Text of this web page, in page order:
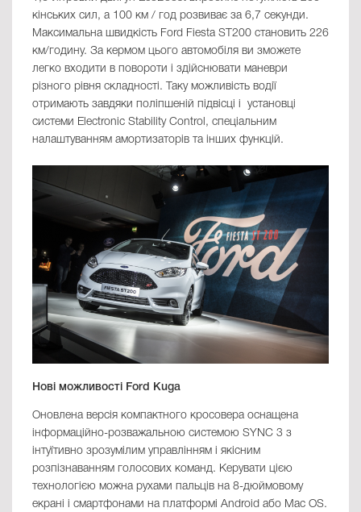
кінських сил, а 100 км / год розвиває за 6,7 секунди.
Максимальна швидкість Ford Fiesta ST200 становить 226
км/годину. За кермом цього автомобіля ви зможете
легко входити в повороти і здійснювати маневри
різного рівня складності. Таку можливість водії
отримають завдяки поліпшеній підвісці і установці
системи Electronic Stability Control, спеціальним
налаштуванням амортизаторів та інших функцій.
Нові можливості Ford Kuga
Оновлена ​​версія компактного кросовера оснащена
інформаційно-розважальною системою SYNC 3 з
інтуїтивно зрозумілим управлінням і якісним
розпізнаванням голосових команд. Керувати цією
технологією можна рухами пальців на 8-дюймовому
екрані і смартфонами на платформі Android або Mac OS.